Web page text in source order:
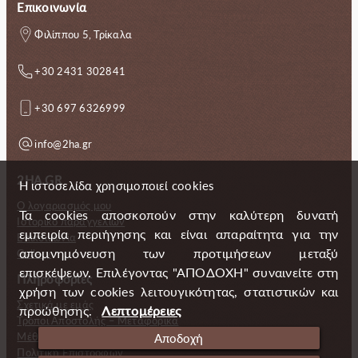
Επικοινωνία
Φιλίππου 5, Τρίκαλα
+30 2431 302841
+30 697 6326999
info@2ha.gr
2HA.GR
Ο λογαριασμός μου
Ιστορικό παραγγελιών
Επικοινωνία
Gallery
Πληροφορίες
Σχετικά με εμάς
Τρόποι Αποστολής – Μεταφορικά
Μέθοδοι πληρωμής
Πολιτική Επιστροφών
Η ιστοσελίδα χρησιμοποιεί cookies
Τα cookies αποσκοπούν στην καλύτερη δυνατή
εμπειρία περιήγησης και είναι απαραίτητα για την
απομνημόνευση των προτιμήσεων μεταξύ
επισκέψεων. Επιλέγοντας "ΑΠΟΔΟΧΗ" συναινείτε στη
χρήση των cookies λειτουγικότητας, στατιστικών και
προώθησης.
Λεπτομέρειες
Αποδοχή